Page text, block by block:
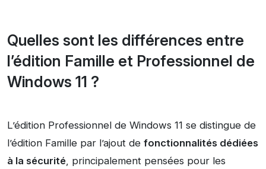
Quelles sont les différences entre
l’édition Famille et Professionnel de
Windows 11 ?
L’édition Professionnel de Windows 11 se distingue de
l’édition Famille par l’ajout de fonctionnalités dédiées
à la sécurité, principalement pensées pour les